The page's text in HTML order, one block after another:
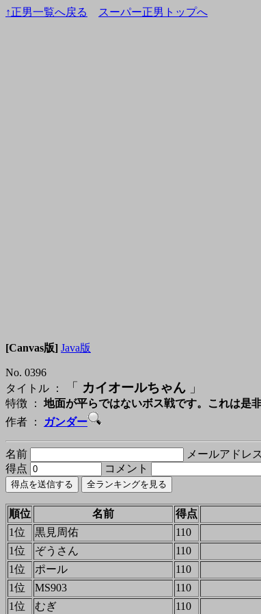
↑正男一覧へ戻る スーパー正男トップへ
[Canvas版] Java版
No. 0396
タイトル ：
「 カイオールちゃん 」
特徴 ： 地面が平らではないボス戦です。これは是
作者 ：
ガンダー
名前 メールアドレ
得点
コメント
順位 名前 得点
1位
黒見周佑 110
1位
ぞうさん 110
1位
ポール 110
1位
MS903 110
1位
むぎ 110